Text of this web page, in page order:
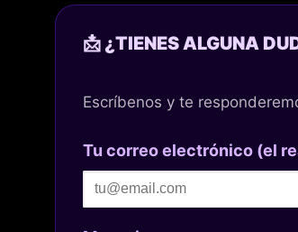
📩 ¿TIENES ALGUNA
Escríbenos y te
Tu correo electrónico (el